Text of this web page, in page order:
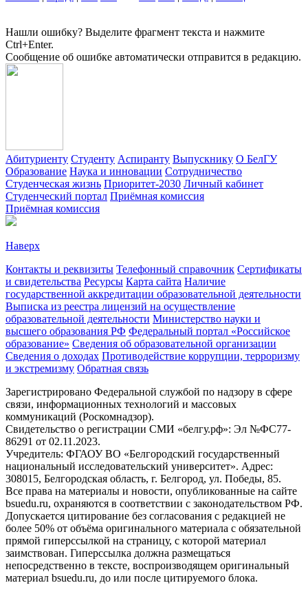
Нашли ошибку? Выделите фрагмент текста и нажмите
Ctrl+Enter.
Сообщение об ошибке автоматически отправится в редакцию.
Абитуриенту Студенту Аспиранту Выпускнику О БелГУ
Образование Наука и инновации Сотрудничество
Студенческая жизнь Приоритет-2030 Личный кабинет
Студенческий портал Приёмная комиссия
Приёмная комиссия
Наверх
Контакты и реквизиты Телефонный справочник Сертификаты
и свидетельства Ресурсы Карта сайта Наличие
государственной аккредитации образовательной деятельности
Выписка из реестра лицензий на осуществление
образовательной деятельности Министерствo науки и
высшего образования РФ Федеральный портал «Российское
образование» Сведения об образовательной организации
Сведения о доходах Противодействие коррупции, терроризму
и экстремизму Обратная связь
Зарегистрировано Федеральной службой по надзору в сфере
связи, информационных технологий и массовых
коммуникаций (Роскомнадзор).
Свидетельство о регистрации СМИ «белгу.рф»: Эл №ФС77-
86291 от 02.11.2023.
Учредитель: ФГАОУ ВО «Белгородский государственный
национальный исследовательский университет». Адрес:
308015, Белгородская область, г. Белгород, ул. Победы, 85.
Все права на материалы и новости, опубликованные на сайте
bsuedu.ru, охраняются в соответствии с законодательством РФ.
Допускается цитирование без согласования с редакцией не
более 50% от объёма оригинального материала с обязательной
прямой гиперссылкой на страницу, с которой материал
заимствован. Гиперссылка должна размещаться
непосредственно в тексте, воспроизводящем оригинальный
материал bsuedu.ru, до или после цитируемого блока.